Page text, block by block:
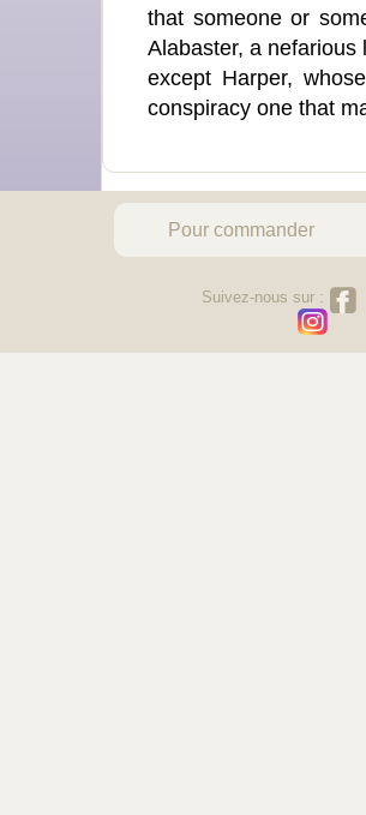
that someone or
Alabaster, a
except Harper,
conspiracy one that
Pour commander
Suivez-nous sur :